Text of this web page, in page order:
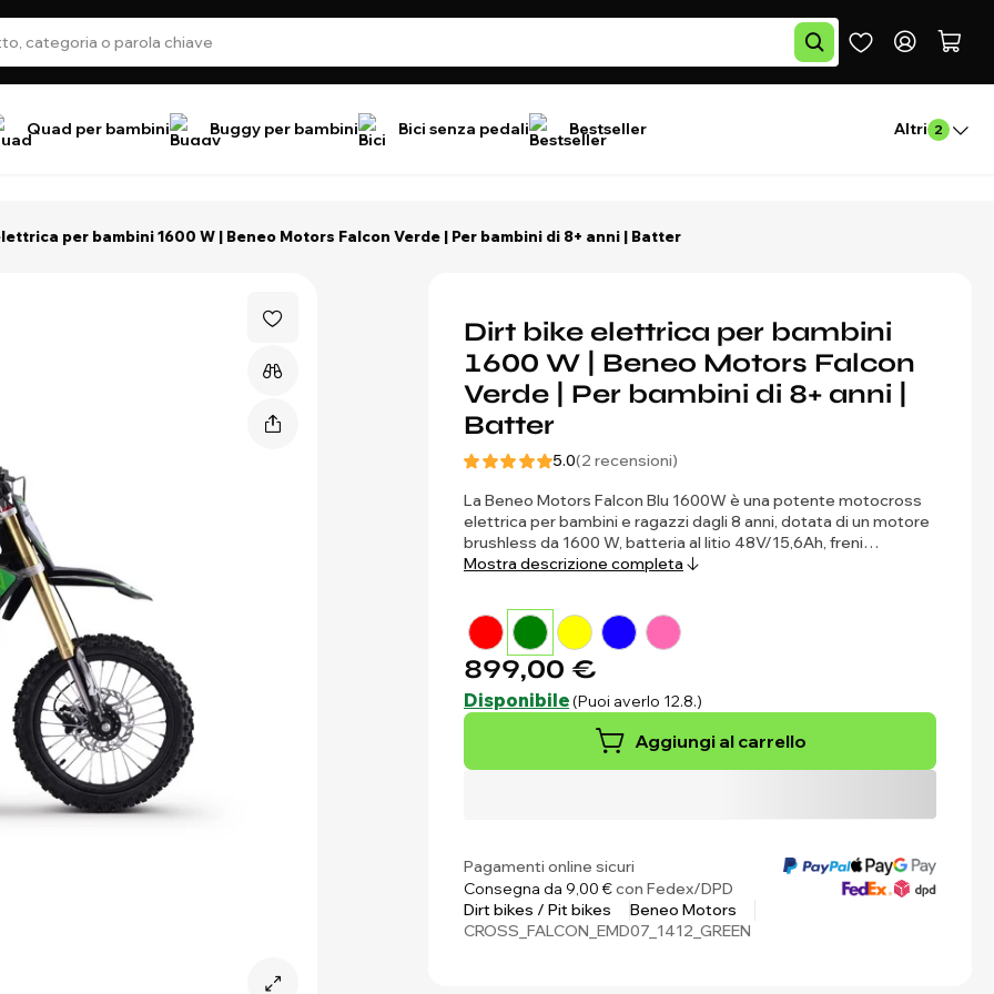
Quad per bambini Buggy per bambini Bici senza pedali Bestseller Altri 2
per bambini 1600 W | Beneo Motors Falcon Verde | Per bambini di 8+ anni | Batter
Dirt bike elettrica per bambini
1600 W | Beneo Motors Falcon
Verde | Per bambini di 8+ anni |
Batter
5.0(2 recensioni)
La Beneo Motors Falcon Blu 1600W è una potente motocross
elettrica per bambini e ragazzi dagli 8 anni, dotata di un motore
brushless da 1600 W, batteria al litio 48V/15,6Ah, freni…
Mostra descrizione completa
899,00 €
Disponibile(Puoi averlo 12.8.)
Aggiungi al carrello
Dirt bikes / Pit bikes
Beneo Motors
CROSS_FALCON_EMD07_1412_GREEN